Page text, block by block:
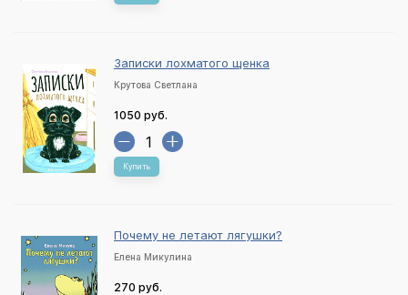
Записки лохматого щенка
Крутова Светлана
1050 руб.
Купить
Почему не летают лягушки?
Елена Микулина
270 руб.